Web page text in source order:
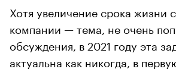
Хотя увеличение срока жизни
компании — тема, не очень
обсуждения, в 2021 году эта
актуальна как никогда, в